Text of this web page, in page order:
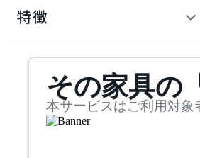
アダルトータルインテリ
アコレクション
mm
検索
~
特徴
その家具の
本サービスはご利用対象